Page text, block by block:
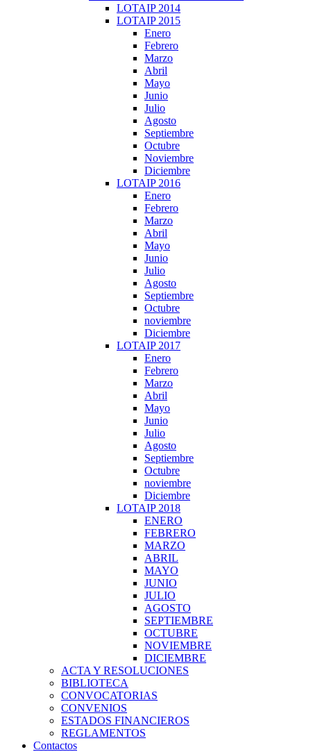
LOTAIP 2014
LOTAIP 2015
Enero
Febrero
Marzo
Abril
Mayo
Junio
Julio
Agosto
Septiembre
Octubre
Noviembre
Diciembre
LOTAIP 2016
Enero
Febrero
Marzo
Abril
Mayo
Junio
Julio
Agosto
Septiembre
Octubre
noviembre
Diciembre
LOTAIP 2017
Enero
Febrero
Marzo
Abril
Mayo
Junio
Julio
Agosto
Septiembre
Octubre
noviembre
Diciembre
LOTAIP 2018
ENERO
FEBRERO
MARZO
ABRIL
MAYO
JUNIO
JULIO
AGOSTO
SEPTIEMBRE
OCTUBRE
NOVIEMBRE
DICIEMBRE
ACTA Y RESOLUCIONES
BIBLIOTECA
CONVOCATORIAS
CONVENIOS
ESTADOS FINANCIEROS
REGLAMENTOS
Contactos